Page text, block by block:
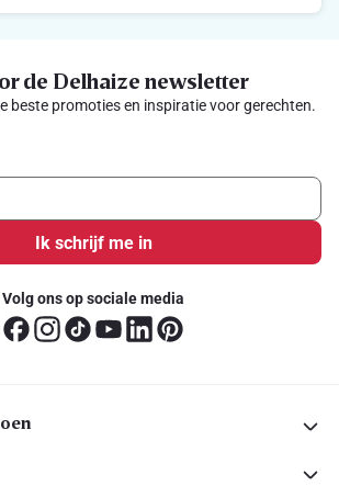
de Delhaize newsletter
beste promoties en inspiratie voor gerechten.
Ik schrijf me in
Volg ons op sociale media